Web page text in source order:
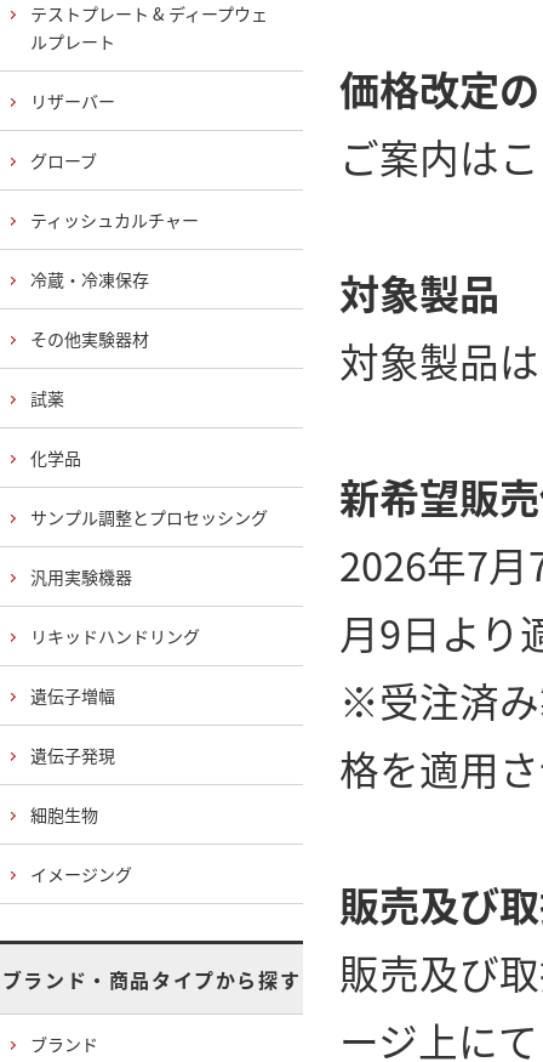
価格改定
ご案内は
対象製品
対象製品
新希望販
2026年7
月9日より
※受注済
格を適用
販売及び
販売及び
ージ上に
テストプレート & ディープウェ
ルプレート
リザーバー
グローブ
ティッシュカルチャー
冷蔵・冷凍保存
その他実験器材
試薬
化学品
サンプル調整とプロセッシング
汎用実験機器
リキッドハンドリング
遺伝子増幅
遺伝子発現
細胞生物
イメージング
ブランド・商品タイプから探す
ブランド